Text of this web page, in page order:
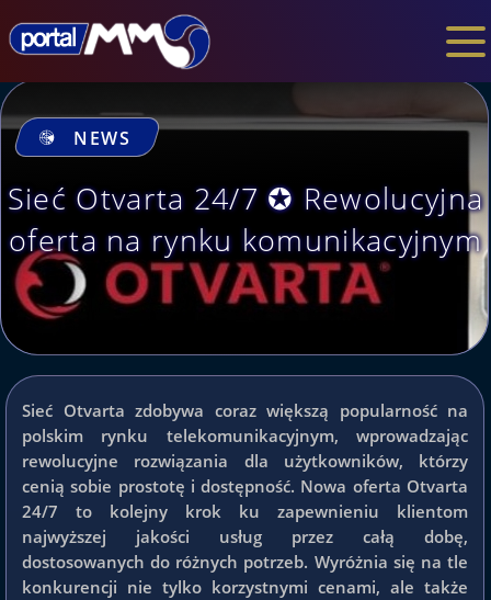
NEWS
Sieć Otvarta 24/7 ✪ Rewolucyjna
oferta na rynku komunikacyjnym
Sieć Otvarta zdobywa coraz większą popularność na
polskim rynku telekomunikacyjnym, wprowadzając
rewolucyjne rozwiązania dla użytkowników, którzy
cenią sobie prostotę i dostępność. Nowa oferta Otvarta
24/7 to kolejny krok ku zapewnieniu klientom
najwyższej jakości usług przez całą dobę,
dostosowanych do różnych potrzeb. Wyróżnia się na tle
konkurencji nie tylko korzystnymi cenami, ale także